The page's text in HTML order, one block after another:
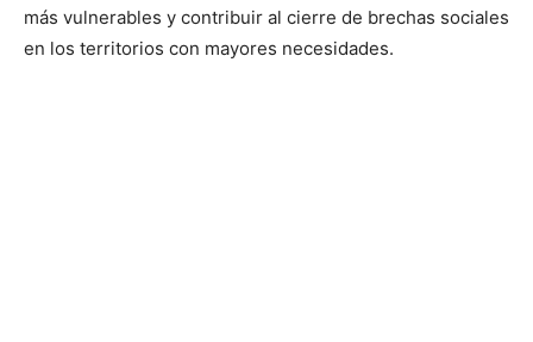
más vulnerables y contribuir al cierre de brechas sociales
en los territorios con mayores necesidades.